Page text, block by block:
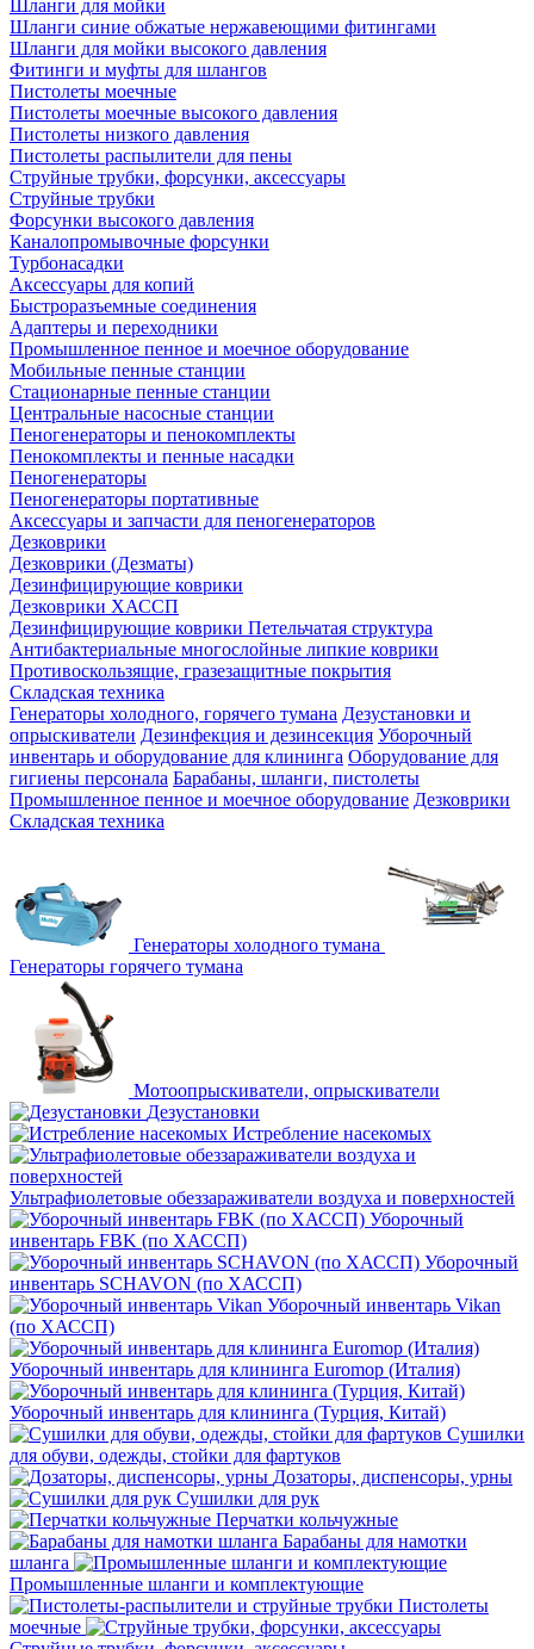
Шланги для мойки
Шланги синие обжатые нержавеющими фитингами
Шланги для мойки высокого давления
Фитинги и муфты для шлангов
Пистолеты моечные
Пистолеты моечные высокого давления
Пистолеты низкого давления
Пистолеты распылители для пены
Струйные трубки, форсунки, аксессуары
Струйные трубки
Форсунки высокого давления
Каналопромывочные форсунки
Турбонасадки
Аксессуары для копий
Быстроразъемные соединения
Адаптеры и переходники
Промышленное пенное и моечное оборудование
Мобильные пенные станции
Стационарные пенные станции
Центральные насосные станции
Пеногенераторы и пенокомплекты
Пенокомплекты и пенные насадки
Пеногенераторы
Пеногенераторы портативные
Аксессуары и запчасти для пеногенераторов
Дезковрики
Дезковрики (Дезматы)
Дезинфицирующие коврики
Дезковрики ХАССП
Дезинфицирующие коврики Петельчатая структура
Антибактериальные многослойные липкие коврики
Противоскользящие, гразезащитные покрытия
Складская техника
Генераторы холодного, горячего тумана Дезустановки и
опрыскиватели Дезинфекция и дезинсекция Уборочный
инвентарь и оборудование для клининга Оборудование для
гигиены персонала Барабаны, шланги, пистолеты
Промышленное пенное и моечное оборудование Дезковрики
Складская техника
Генераторы холодного тумана
Генераторы горячего тумана
Мотоопрыскиватели, опрыскиватели
Дезустановки
Истребление насекомых
Ультрафиолетовые обеззараживатели воздуха и поверхностей
Уборочный
инвентарь FBK (по ХАССП)
Уборочный
инвентарь SCHAVON (по ХАССП)
Уборочный инвентарь Vikan
(по ХАССП)
Уборочный инвентарь для клининга Euromop (Италия)
Уборочный инвентарь для клининга (Турция, Китай)
Сушилки
для обуви, одежды, стойки для фартуков
Дозаторы, диспенсоры, урны
Сушилки для рук
Перчатки кольчужные
Барабаны для намотки
шланга
Промышленные шланги и комплектующие
Пистолеты
моечные